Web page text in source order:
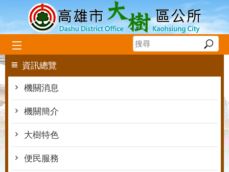
跳到主要內容區塊
:::
資訊總覽
機關消息
機關簡介
大樹特色
便民服務